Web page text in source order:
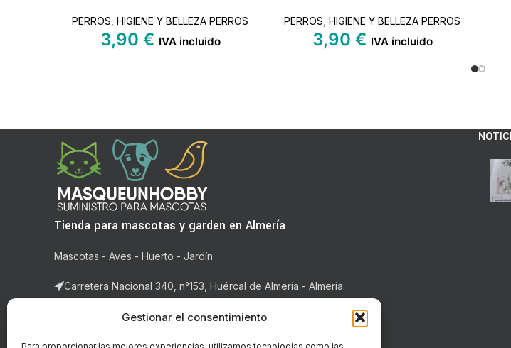
Gestionar el consentimiento
PERROS HIGIENE Y BELLEZA PERROS
3,90 € IVA incluido
PERROS HIGIENE Y BELLEZA PERROS
3,90 € IVA incluido
Tienda para mascotas y garden en Almería
Mascotas - Aves - Huerto - Jardín
Carretera Nacional 340, n°153, Huércal de Almería - Almería.
Correo: ventas@masqueunhobby.com